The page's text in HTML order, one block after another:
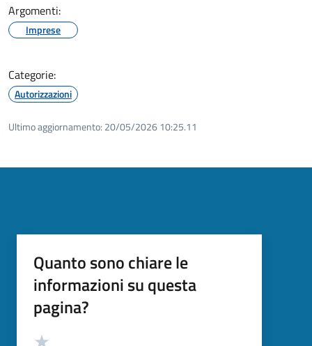
Argomenti:
Imprese
Categorie:
Autorizzazioni
Ultimo aggiornamento: 20/05/2026 10:25.11
Quanto sono chiare le
informazioni su questa
pagina?
Valutazione